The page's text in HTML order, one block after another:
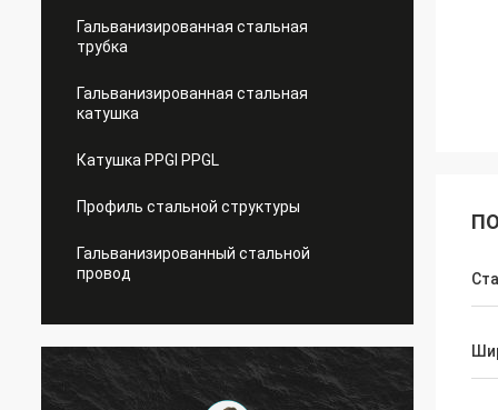
Гальванизированная стальная
трубка
Гальванизированная стальная
катушка
Катушка PPGI PPGL
Профиль стальной структуры
Гальванизированный стальной
провод